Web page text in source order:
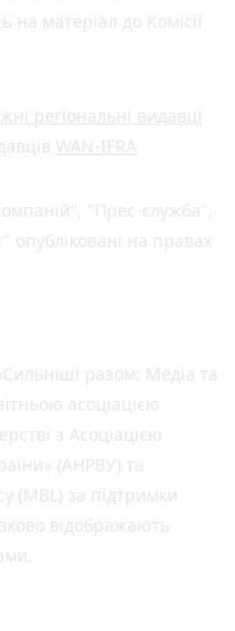
матеріал до Комісії
регіональні видавці
WAN-IFRA
"Прес-служба",
на правах
разом: Медіа та
асоціацією
з Асоціацією
(АНРВУ) та
(MBL) за підтримки
відображають